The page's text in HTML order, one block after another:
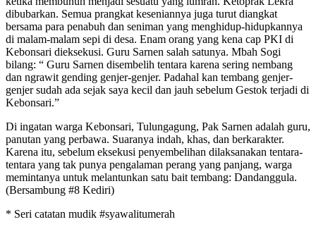
dibubarkan. Semua prangkat keseniannya juga turut diangkat
bersama para penabuh dan seniman yang menghidup-hidupkannya
di malam-malam sepi di desa. Enam orang yang kena cap PKI di
Kebonsari dieksekusi. Guru Sarnen salah satunya. Mbah Sogi
bilang: “ Guru Sarnen disembelih tentara karena sering nembang
dan ngrawit gending genjer-genjer. Padahal kan tembang genjer-
genjer sudah ada sejak saya kecil dan jauh sebelum Gestok terjadi di
Kebonsari.”
Di ingatan warga Kebonsari, Tulungagung, Pak Sarnen adalah guru,
panutan yang perbawa. Suaranya indah, khas, dan berkarakter.
Karena itu, sebelum eksekusi penyembelihan dilaksanakan tentara-
tentara yang tak punya pengalaman perang yang panjang, warga
memintanya untuk melantunkan satu bait tembang: Dandanggula.
(Bersambung #8 Kediri)
* Seri catatan mudik #syawalitumerah